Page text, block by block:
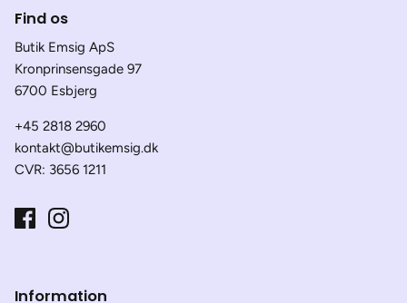
Find os
Butik Emsig ApS
Kronprinsensgade 97
6700 Esbjerg
+45 2818 2960
kontakt@butikemsig.dk
CVR: 3656 1211
Information